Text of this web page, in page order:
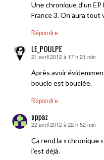
Une chronique d’un
France 3. On aura tout
Répondre
LE_POULPE
dit :
21 avril 2012 à 17 h 21 min
Après avoir
boucle est bouclée.
Répondre
appaz
dit :
22 avril 2012 à 22 h 52 min
Ça rend la « chronique
l’est déjà.